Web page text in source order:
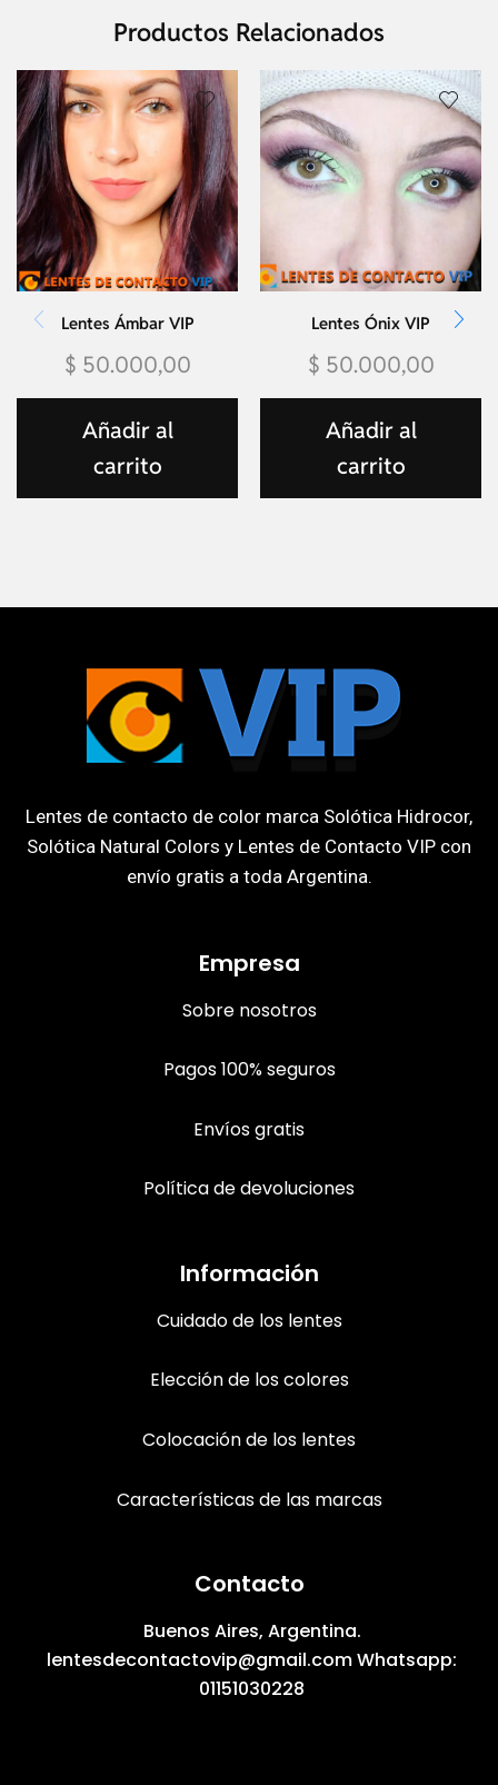
Productos Relacionados
Lentes Ámbar VIP
$ 50.000,00
Añadir al
carrito
Lentes Ónix VIP
$ 50.000,00
Añadir al
carrito
Lentes de contacto de color marca Solótica Hidrocor,
Solótica Natural Colors y Lentes de Contacto VIP con
envío gratis a toda Argentina.
Empresa
Sobre nosotros
Pagos 100% seguros
Envíos gratis
Política de devoluciones
Información
Cuidado de los lentes
Elección de los colores
Colocación de los lentes
Características de las marcas
Contacto
Buenos Aires, Argentina.
lentesdecontactovip@gmail.com Whatsapp:
01151030228